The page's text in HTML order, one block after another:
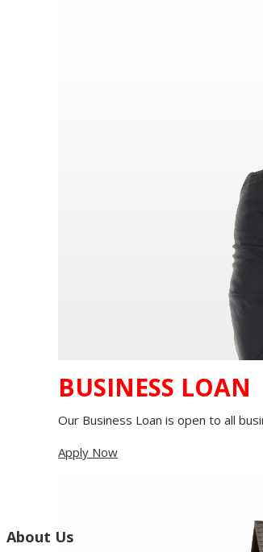
BUSINESS LOAN
Our Business Loan is open to all
Apply Now
About Us